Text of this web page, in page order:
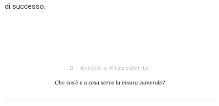
di successo.
Articolo Precedente
Che cos’è e a cosa serve la visura camerale?